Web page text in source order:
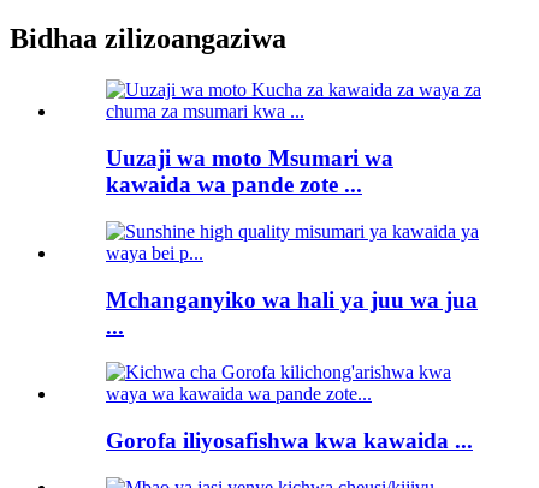
Bidhaa zilizoangaziwa
Uuzaji wa moto Msumari wa
kawaida wa pande zote ...
Mchanganyiko wa hali ya juu wa jua
...
Gorofa iliyosafishwa kwa kawaida ...